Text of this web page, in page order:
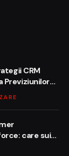
CRM
Previziunilor
care suită
în